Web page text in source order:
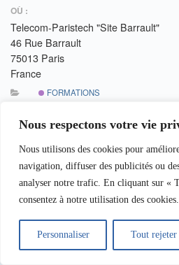
Nous respectons votre vie
Nous utilisons des cookies pour
navigation, diffuser des publicités ou
analyser notre trafic. En cliquant sur «
consentez à notre utilisation des cookies.
Personnaliser Tout rejeter
OÙ :
Telecom-Paristech "Site Barrault"
46 Rue Barrault
75013 Paris
France
FORMATIONS
Copyright © 2026 -CNFM- Site des